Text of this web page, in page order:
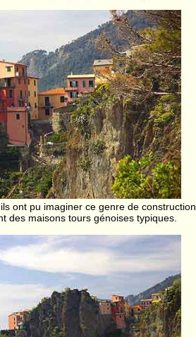
ont pu imaginer ce genre de construction
des maisons tours génoises typiques.